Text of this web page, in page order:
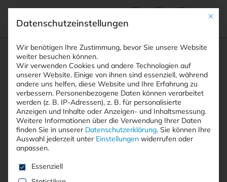
Suchfeld
Suchen
Breadcrumb-Navigation
STARTSEITE ZERO-DAY EXPLOITS MICROSOFT
Alle Beiträge mit dem
Mit
Datenschutzeinstellungen
Wir benötigen Ihre Zustimmung, bevor Sie unsere Website
weiter besuchen können.
Wir verwenden Cookies und andere Technologien auf
unserer Website. Einige von ihnen sind essenziell, während
andere uns helfen, diese Website und Ihre Erfahrung zu
verbessern. Personenbezogene Daten können verarbeitet
werden (z. B. IP-Adressen), z. B. für personalisierte
Anzeigen und Inhalte oder Anzeigen- und Inhaltsmessung.
Weitere Informationen über die Verwendung Ihrer Daten
finden Sie in unserer Datenschutzerklärung. Sie können Ihre
Auswahl jederzeit unter Einstellungen widerrufen oder
anpassen.
Es folgt eine Liste der Service-Gruppen, für die eine
Essenziell